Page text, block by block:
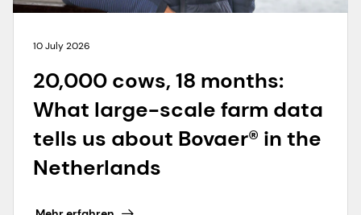
10 July 2026
20,000 cows, 18 months:
What large-scale farm data
tells us about Bovaer® in the
Netherlands